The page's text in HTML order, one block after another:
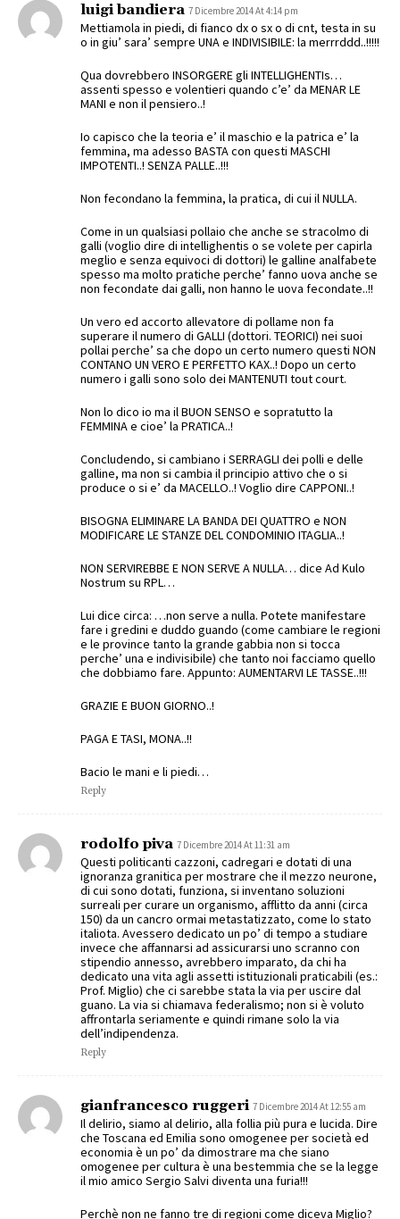
luigi bandiera 7 Dicembre 2014 At 4:14 pm
Mettiamola in piedi, di fianco dx o sx o di cnt, testa in su
o in giu’ sara’ sempre UNA e INDIVISIBILE: la merrrddd..!!!!!
Qua dovrebbero INSORGERE gli INTELLIGHENTIs…
assenti spesso e volentieri quando c’e’ da MENAR LE
MANI e non il pensiero..!
Io capisco che la teoria e’ il maschio e la patrica e’ la
femmina, ma adesso BASTA con questi MASCHI
IMPOTENTI..! SENZA PALLE..!!!
Non fecondano la femmina, la pratica, di cui il NULLA.
Come in un qualsiasi pollaio che anche se stracolmo di
galli (voglio dire di intellighentis o se volete per capirla
meglio e senza equivoci di dottori) le galline analfabete
spesso ma molto pratiche perche’ fanno uova anche se
non fecondate dai galli, non hanno le uova fecondate..!!
Un vero ed accorto allevatore di pollame non fa
superare il numero di GALLI (dottori. TEORICI) nei suoi
pollai perche’ sa che dopo un certo numero questi NON
CONTANO UN VERO E PERFETTO KAX..! Dopo un certo
numero i galli sono solo dei MANTENUTI tout court.
Non lo dico io ma il BUON SENSO e sopratutto la
FEMMINA e cioe’ la PRATICA..!
Concludendo, si cambiano i SERRAGLI dei polli e delle
galline, ma non si cambia il principio attivo che o si
produce o si e’ da MACELLO..! Voglio dire CAPPONI..!
BISOGNA ELIMINARE LA BANDA DEI QUATTRO e NON
MODIFICARE LE STANZE DEL CONDOMINIO ITAGLIA..!
NON SERVIREBBE E NON SERVE A NULLA… dice Ad Kulo
Nostrum su RPL…
Lui dice circa: …non serve a nulla. Potete manifestare
fare i gredini e duddo guando (come cambiare le regioni
e le province tanto la grande gabbia non si tocca
perche’ una e indivisibile) che tanto noi facciamo quello
che dobbiamo fare. Appunto: AUMENTARVI LE TASSE..!!!
GRAZIE E BUON GIORNO..!
PAGA E TASI, MONA..!!
Bacio le mani e li piedi…
Reply
rodolfo piva 7 Dicembre 2014 At 11:31 am
Questi politicanti cazzoni, cadregari e dotati di una
ignoranza granitica per mostrare che il mezzo neurone,
di cui sono dotati, funziona, si inventano soluzioni
surreali per curare un organismo, afflitto da anni (circa
150) da un cancro ormai metastatizzato, come lo stato
italiota. Avessero dedicato un po’ di tempo a studiare
invece che affannarsi ad assicurarsi uno scranno con
stipendio annesso, avrebbero imparato, da chi ha
dedicato una vita agli assetti istituzionali praticabili (es.:
Prof. Miglio) che ci sarebbe stata la via per uscire dal
guano. La via si chiamava federalismo; non si è voluto
affrontarla seriamente e quindi rimane solo la via
dell’indipendenza.
Reply
gianfrancesco ruggeri 7 Dicembre 2014 At 12:55 am
Il delirio, siamo al delirio, alla follia più pura e lucida. Dire
che Toscana ed Emilia sono omogenee per società ed
economia è un po’ da dimostrare ma che siano
omogenee per cultura è una bestemmia che se la legge
il mio amico Sergio Salvi diventa una furia!!!
Perchè non ne fanno tre di regioni come diceva Miglio?